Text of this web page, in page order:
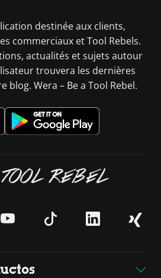
destinée aux clients,
commerciaux et Tool Rebels.
actualités et sujets autour
trouvera les dernières
blog. Wera – Be a Tool Rebel.
REBEL